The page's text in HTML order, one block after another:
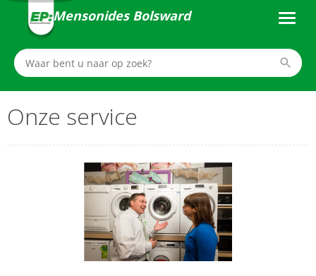
Mensonides Bolsward
Onze service